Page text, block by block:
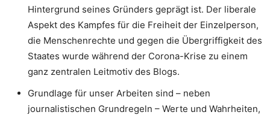
Hintergrund seines Gründers geprägt ist. Der liberale
Aspekt des Kampfes für die Freiheit der Einzelperson,
die Menschenrechte und gegen die Übergriffigkeit des
Staates wurde während der Corona-Krise zu einem
ganz zentralen Leitmotiv des Blogs.
Grundlage für unser Arbeiten sind – neben
journalistischen Grundregeln – Werte und Wahrheiten,